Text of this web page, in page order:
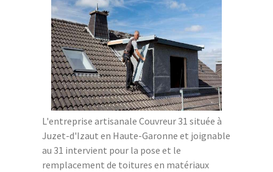
L'entreprise artisanale Couvreur 31 située à
Juzet-d'Izaut en Haute-Garonne et joignable
au 31 intervient pour la pose et le
remplacement de toitures en matériaux